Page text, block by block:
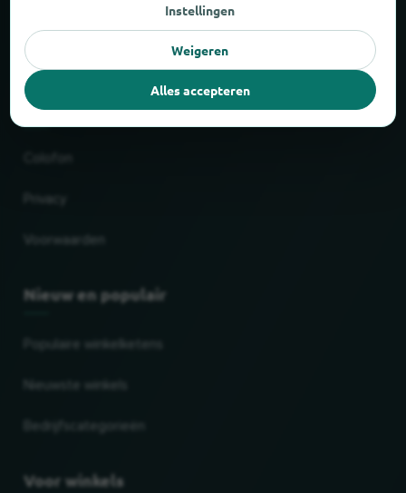
Partner
Juridisch
Voorwaarden
Nieuw en populair
Populaire winkelketens
Voor winkels
Instellingen
Weigeren
Alles accepteren